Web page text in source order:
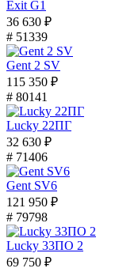
Exit G1
36 630 ₽
# 51339
Gent 2 SV
115 350 ₽
# 80141
Lucky 22ПГ
32 630 ₽
# 71406
Gent SV6
121 950 ₽
# 79798
Lucky 33ПО 2
69 750 ₽